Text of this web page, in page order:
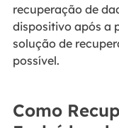
recuperação de
dispositivo após a
solução de
possível.
Como